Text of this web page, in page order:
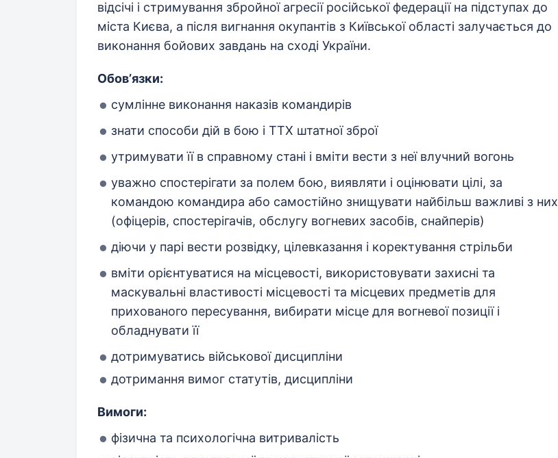
відсічі і стримування збройної агресії російської федерації на підступах до
міста Києва, а після вигнання окупантів з Київської області залучається до
виконання бойових завдань на сході України.
Обовʼязки:
сумлінне виконання наказів командирів
знати способи дій в бою і ТТХ штатної зброї
утримувати її в справному стані і вміти вести з неї влучний вогонь
уважно спостерігати за полем бою, виявляти і оцінювати цілі, за
командою командира або самостійно знищувати найбільш важливі з них
(офіцерів, спостерігачів, обслугу вогневих засобів, снайперів)
діючи у парі вести розвідку, цілевказання і коректування стрільби
вміти орієнтуватися на місцевості, використовувати захисні та
маскувальні властивості місцевості та місцевих предметів для
прихованого пересування, вибирати місце для вогневої позиції і
обладнувати її
дотримуватись військової дисципліни
дотримання вимог статутів, дисципліни
Вимоги:
фізична та психологічна витривалість